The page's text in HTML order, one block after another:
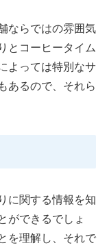
ならではの雰囲気
とコーヒータイム
よっては特別なサ
あるので、それら
に関する情報を知
ができるでしょ
を理解し、それで